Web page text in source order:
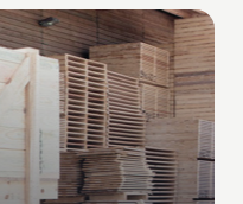
spricktillväxt,
fuktgradienter.